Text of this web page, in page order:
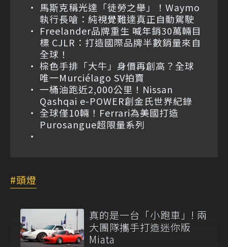
馬斯克稱光達「徒勞之舉」！Waymo
執行長嗆：純視覺難達真正自動駕駛
Freelander品牌重生 喊年銷30萬輛目
標 CJLR：打造國際品牌半數銷量來自
全球！
棕色手排「大牛」身價再創高？全球
唯一Murciélago SV拍賣
一桶油跑近2,000公里！Nissan
Qashqai e-POWER創金氏世界紀錄
全球僅10輛！Ferrari為美國打造
Purosangue超限量系列
頭燈
真的是一台「小跑車」! 兩
大團隊攜手打造迷你版
Miata